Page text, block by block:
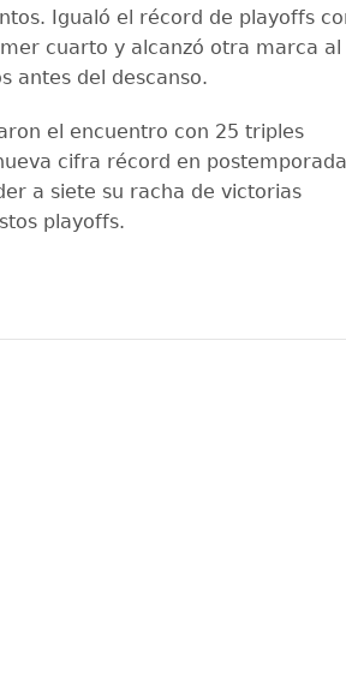
Igualó el récord de playoffs
cuarto y alcanzó otra marca al
antes del descanso.
el encuentro con 25 triples
cifra récord en
a siete su racha de victorias
playoffs.